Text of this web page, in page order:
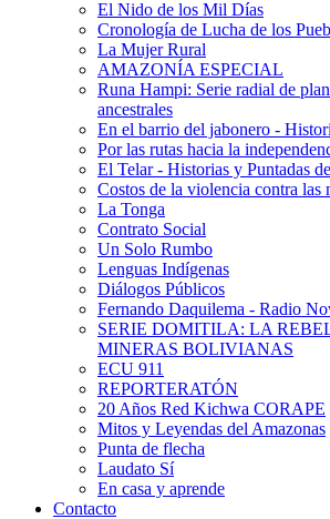
El Nido de los Mil Días
Cronología de Lucha de los
La Mujer Rural
AMAZONÍA ESPECIAL
Runa Hampi: Serie radial de
ancestrales
En el barrio del jabonero -
Por las rutas hacia la
El Telar - Historias y Puntadas
Costos de la violencia contra las
La Tonga
Contrato Social
Un Solo Rumbo
Lenguas Indígenas
Diálogos Públicos
Fernando Daquilema - Radio
SERIE DOMITILA: LA
MINERAS BOLIVIANAS
ECU 911
REPORTERATÓN
20 Años Red Kichwa CORAPE
Mitos y Leyendas del Amazonas
Punta de flecha
Laudato Sí
En casa y aprende
Contacto